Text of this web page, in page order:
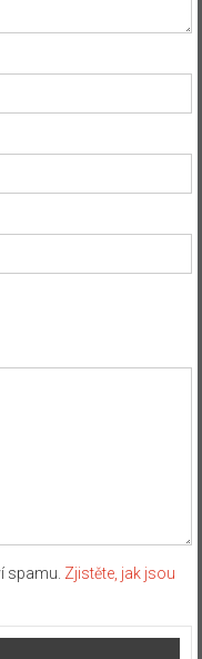
spamu. Zjistěte, jak jsou